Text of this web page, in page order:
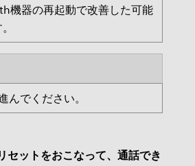
機器の再起動で改善した可能
んでください。
セットをおこなって、通話でき